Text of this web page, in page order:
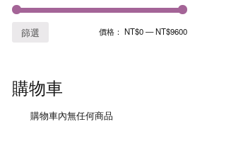
篩選 價格： NT$0—NT$9600
購物車
購物車內無任何商品